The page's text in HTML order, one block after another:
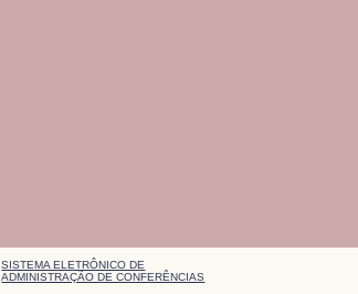
SISTEMA ELETRÔNICO DE
ADMINISTRAÇÃO DE CONFERÊNCIAS